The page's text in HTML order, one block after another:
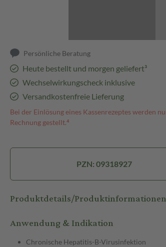
Persönliche Beratung
Heute bestellt und morgen geliefert³
Wechselwirkungscheck inklusive
Versandkostenfreie Lieferung
Bei der Einlösung eines Kassenrezeptes werden
Rechnung gestellt.⁴
PZN: 09318927
Produktdetails/
Anwendung & Indikation
Chronische Hepatitis-B-Virusinfektion